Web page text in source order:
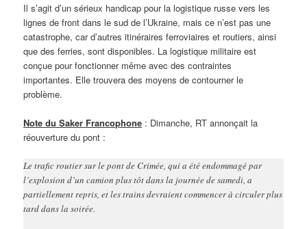
Il s’agit d’un sérieux handicap pour la logistique russe vers les
lignes de front dans le sud de l’Ukraine, mais ce n’est pas une
catastrophe, car d’autres itinéraires ferroviaires et routiers, ainsi
que des ferries, sont disponibles. La logistique militaire est
conçue pour fonctionner même avec des contraintes
importantes. Elle trouvera des moyens de contourner le
problème.
Note du Saker Francophone : Dimanche, RT annonçait la
réouverture du pont :
Le trafic routier sur le pont de Crimée, qui a été endommagé par
l’explosion d’un camion plus tôt dans la journée de samedi, a
partiellement repris, et les trains devraient commencer à circuler plus
tard dans la soirée.